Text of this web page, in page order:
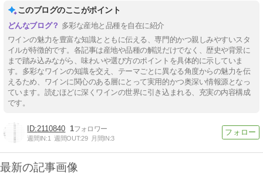
このブログのここがポイント
多彩な産地と品種を自在に紹介
ワインの魅力を豊富な知識とともに伝える、専門的かつ親しみやすいスタ
イルが特徴的です。各記事は産地や品種の解説だけでなく、歴史や背景に
まで踏み込みながら、味わいや選び方のポイントを具体的に示していま
す。多彩なワインの知識を交え、テーマごとに異なる角度からの魅力を伝
えるため、ワインに関心のある層にとって実用的かつ奥深い情報源となっ
ています。読むほどに深くワインの世界に引き込まれる、充実の内容構成
です。
2110840 1
週間IN:1 週間OUT:29 月間IN:3
最新の記事画像